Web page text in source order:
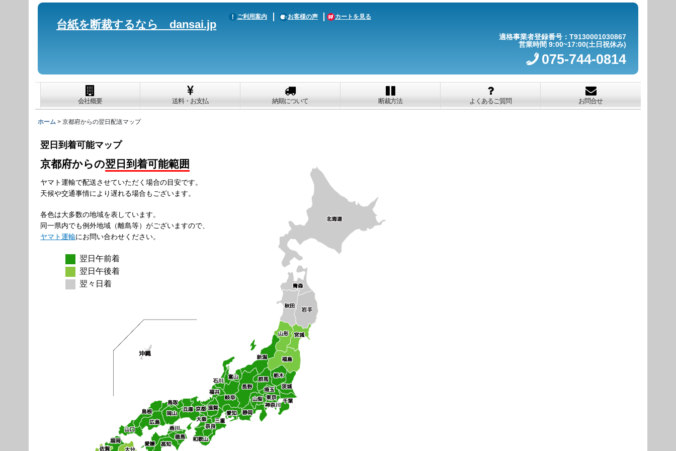
台紙を断裁するなら dansai.jp
ご利用案内 お客様の声 カートを見る
適格事業者登録番号：T9130001030867
営業時間 9:00~17:00(土日祝休み)
075-744-0814
会社概要 送料・お支払 納期について 断裁方法 よくあるご質問 お問合せ
ホーム > 京都府からの翌日配送マップ
翌日到着可能マップ
京都府からの翌日到着可能範囲
ヤマト運輸で配送させていただく場合の目安です。
天候や交通事情により遅れる場合もございます。
各色は大多数の地域を表しています。
同一県内でも例外地域（離島等）がございますので、
ヤマト運輸にお問い合わせください。
翌日午前着
翌日午後着
翌々日着